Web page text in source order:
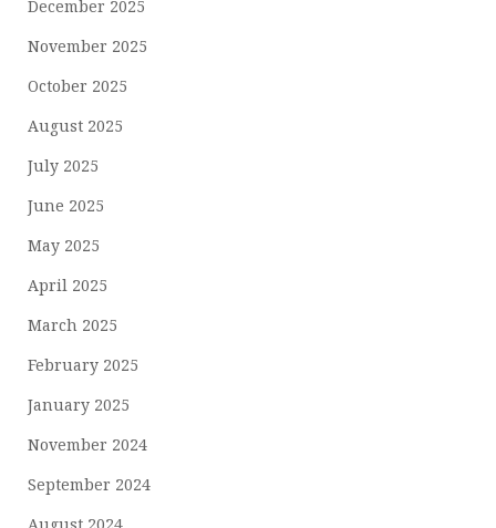
December 2025
November 2025
October 2025
August 2025
July 2025
June 2025
May 2025
April 2025
March 2025
February 2025
January 2025
November 2024
September 2024